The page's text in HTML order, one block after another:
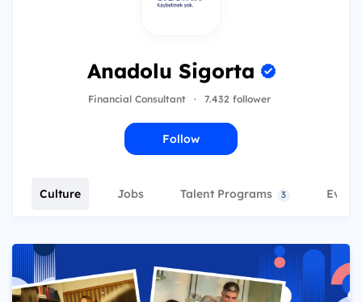
Anadolu Sigorta
Financial Consultant · 7.432 follower
Follow
Culture Jobs Talent Programs 3